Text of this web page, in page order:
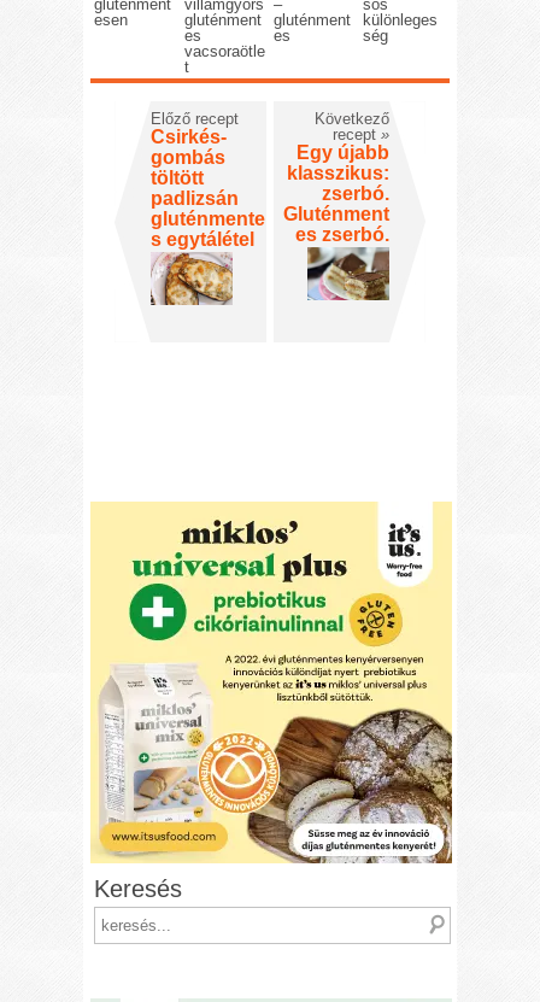
gluténment
esen
villámgyors
gluténment
es
vacsoraötle
t
–
gluténment
es
sós
különleges
ség
Előző recept
Csirkés-
gombás
töltött
padlizsán
gluténmente
s egytálétel
Következő
recept »
Egy újabb
klasszikus:
zserbó.
Gluténment
es zserbó.
Keresés